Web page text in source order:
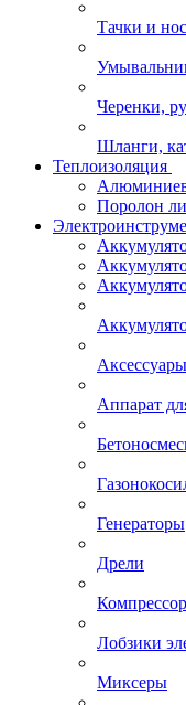
Тачки и
Черенки,
Шланги,
Теплоизоляция
Поролон
Аппарат
Генераторы
Дрели
Лобзики
Миксеры